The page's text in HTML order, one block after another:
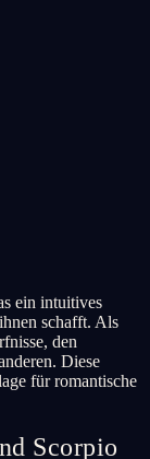
ein intuitives
schafft. Als
den
Diese
für romantische
Scorpio